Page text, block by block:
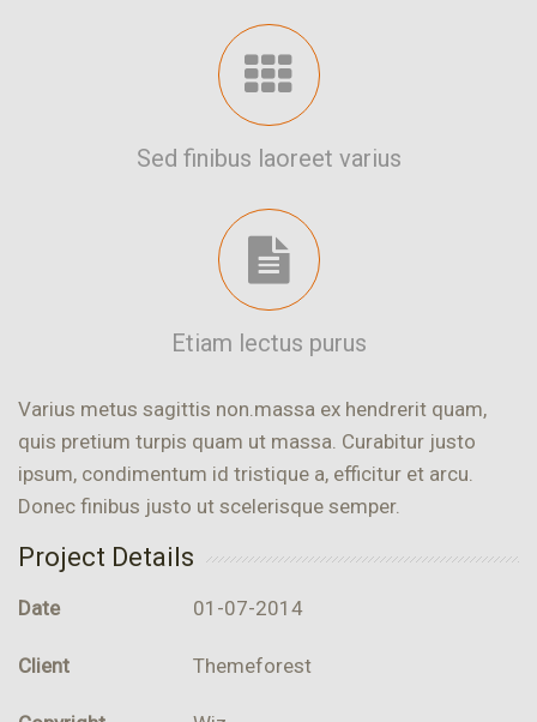
Sed finibus laoreet varius
Etiam lectus purus
Varius metus sagittis non.massa ex hendrerit quam,
quis pretium turpis quam ut massa. Curabitur justo
ipsum, condimentum id tristique a, efficitur et arcu.
Donec finibus justo ut scelerisque semper.
Project Details
Date 01-07-2014
Client Themeforest